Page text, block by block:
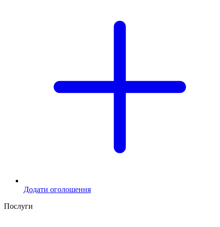
Додати оголошення
Послуги